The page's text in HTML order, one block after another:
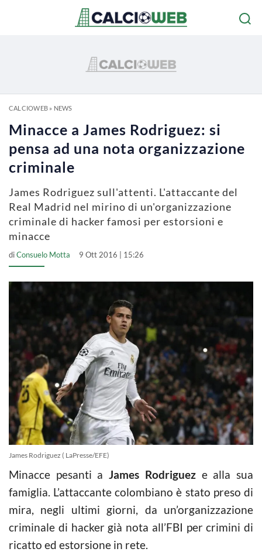
CALCIOWEB» NEWS
Minacce a James Rodriguez: si
pensa ad una nota organizzazione
criminale
James Rodriguez sull'attenti. L'attaccante del
Real Madrid nel mirino di un'organizzazione
criminale di hacker famosi per estorsioni e
minacce
diConsuelo Motta 9 Ott 2016 | 15:26
James Rodriguez ( LaPresse/EFE)
Minacce pesanti aJames Rodrigueze alla sua
famiglia. L’attaccante colombiano è stato preso di
mira, negli ultimi giorni, da un’organizzazione
criminale di hacker già nota all’FBI per crimini di
ricatto ed estorsione in rete.